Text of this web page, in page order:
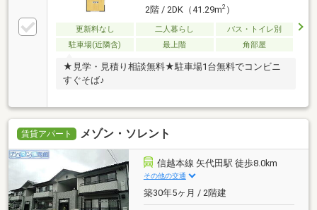
2階 / 2DK（41.29m2）
更新料なし 二人暮らし
バス・トイレ別
駐車場(近隣含)
最上階 角部屋
★見学・見積り相談無料★駐車場1台無料でコンビニ
すぐそば♪
賃貸アパート メゾン・ソレント
信越本線 矢代田駅 徒歩8.0km
その他の交通
築30年5ヶ月 / 2階建